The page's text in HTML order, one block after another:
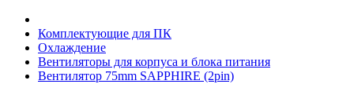
Комплектующие для ПК
Охлаждение
Вентиляторы для корпуса и блока питания
Вентилятор 75mm SAPPHIRE (2pin)